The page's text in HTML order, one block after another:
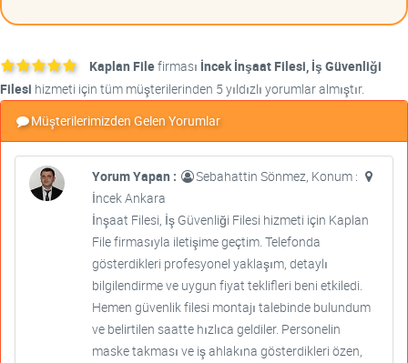
Kaplan Filefirması İncek İnşaat Filesi, İş Güvenliği
Filesi hizmeti için tüm müşterilerinden 5 yıldızlı yorumlar almıştır.
Müşterilerimizden Gelen Yorumlar
Yorum Yapan :
Sebahattin Sönmez, Konum :
İncek Ankara
İnşaat Filesi, İş Güvenliği Filesi hizmeti için Kaplan
File firmasıyla iletişime geçtim. Telefonda
gösterdikleri profesyonel yaklaşım, detaylı
bilgilendirme ve uygun fiyat teklifleri beni etkiledi.
Hemen güvenlik filesi montajı talebinde bulundum
ve belirtilen saatte hızlıca geldiler. Personelin
maske takması ve iş ahlakına gösterdikleri özen,